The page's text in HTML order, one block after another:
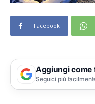
Facebook
Aggiungi come
Seguici più